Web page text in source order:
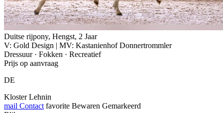
Duitse rijpony, Hengst, 2 Jaar
V: Gold Design | MV: Kastanienhof Donnertrommler
Dressuur · Fokken · Recreatief
Prijs op aanvraag
DE
Kloster Lehnin
mail Contact favorite Bewaren Gemarkeerd